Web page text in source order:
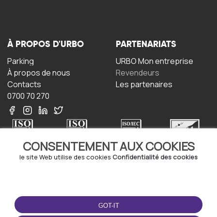
CONSENTEMENT AUX COOKIES
le site Web utilise des cookies Confidentialité des cookies
GOT-IT
À PROPOS D'URBO
Parking
À propos de nous
Contacts
0700 70 270
PARTENARIATS
URBO Mon entreprise
Revendeurs
Les partenaires
Termes et conditions
Politique de confidentialité